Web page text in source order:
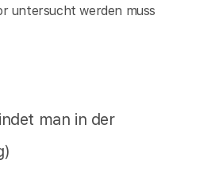
untersucht werden muss
man in der